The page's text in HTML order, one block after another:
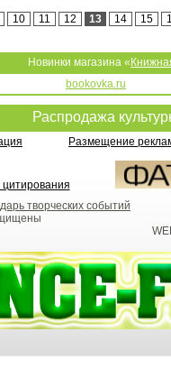
10 11 12 13 14 15
Новинки магазина «
bookovka.ru
Распродажа
Размещение
творческих событий